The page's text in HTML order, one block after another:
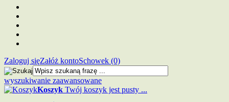
Zaloguj sięZałóż kontoSchowek (0)
wyszukiwanie zaawansowane
Koszyk Twój koszyk jest pusty ...